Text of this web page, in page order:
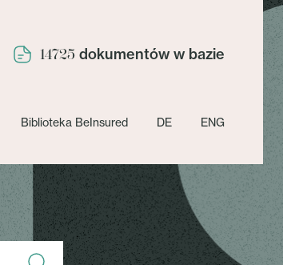
14725 dokumentów w bazie
Biblioteka BeInsured DE ENG